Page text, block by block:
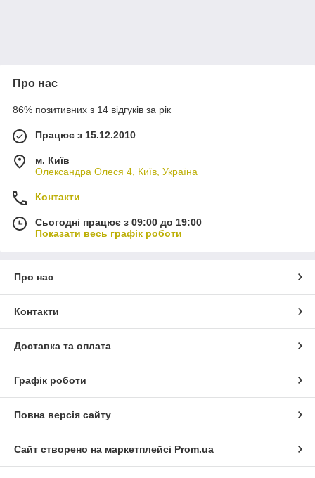
Про нас
86% позитивних з 14 відгуків за рік
Працює з 15.12.2010
м. Київ
Олександра Олеся 4, Київ, Україна
Контакти
Сьогодні працює з 09:00 до 19:00
Показати весь графік роботи
Про нас
Контакти
Доставка та оплата
Графік роботи
Повна версія сайту
Сайт створено на маркетплейсі Prom.ua